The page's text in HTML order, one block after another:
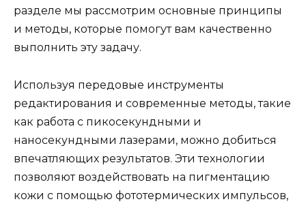
разделе мы рассмотрим основные принципы
и методы, которые помогут вам качественно
выполнить эту задачу.
Используя передовые инструменты
редактирования и современные методы, такие
как работа с пикосекундными и
наносекундными лазерами, можно добиться
впечатляющих результатов. Эти технологии
позволяют воздействовать на пигментацию
кожи с помощью фототермических импульсов,